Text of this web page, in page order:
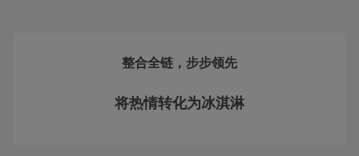
整合全链，步步领先
将热情转化为冰淇淋